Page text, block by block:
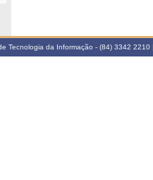
Tecnologia da Informação - (84) 3342